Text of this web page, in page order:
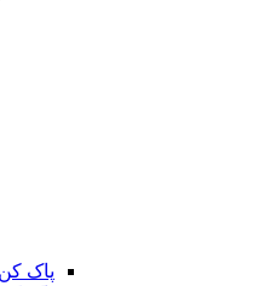
پاک